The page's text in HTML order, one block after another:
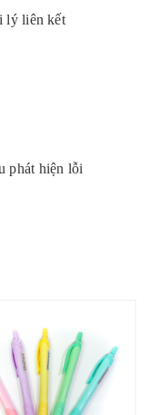
lý liên kết
phát hiện lỗi